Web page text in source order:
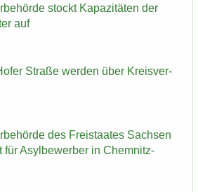
stockt Ka­pa­zi­tä­ten der
auf
Stra­ße wer­den über Kreis­ver­
des Frei­staa­tes Sach­sen
für Asyl­be­wer­ber in Chemnitz-​